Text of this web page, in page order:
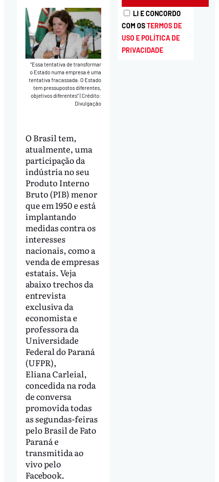
“Essa tentativa de transformar
o Estado numa empresa é uma
tentativa fracassada. O Estado
tem pressupostos diferentes,
objetivos diferentes”|Crédito:
Divulgação
O Brasil tem,
atualmente, uma
participação da
indústria no seu
Produto Interno
Bruto (PIB) menor
que em 1950 e está
implantando
medidas contra os
interesses
nacionais, como a
venda de empresas
estatais. Veja
abaixo trechos da
entrevista
exclusiva da
economista e
professora da
Universidade
Federal do Paraná
(UFPR),
Eliana Carleial,
concedida na roda
de conversa
promovida todas
as segundas-feiras
pelo Brasil de Fato
Paraná e
transmitida ao
vivo pelo
Facebook.
LI E CONCORDO
COM OSTERMOS DE
USO E POLÍTICA DE
PRIVACIDADE